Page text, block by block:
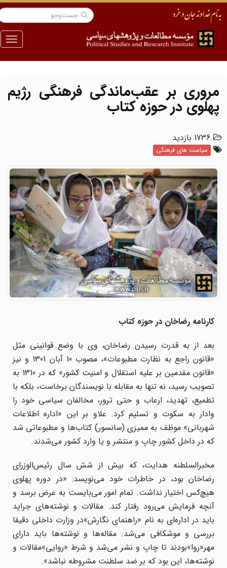
منو
مروری بر عقب‌ماندگی فرهنگی رژیم
پهلوی در حوزه کتاب
1736 بازدید
سیاست های فرهنگی
کارنامه رضاخان در حوزه کتاب
بعد از به قدرت رسیدن رضاخان، وی با وضع قوانینی مثل
«قانون راجع به نظارت مطبوعات»، مصوب 10 آبان 1301 و نیز
«قانون مقدمین بر علیه استقلال و امنیت کشور» که در 1310 به
تصویب رسید، نه تنها به مقابله با نویسندگان برخاست، بلکه با
تطمیع، تهدید، ارعاب و حتی ترور، مخالفان سیاسی خود را
وادار به سکوت و تسلیم کرد. علاو بر این «اداره اطلاعات
شهربانی» موظف به ممیزی (سانسور) کتاب‌ها و مطبوعاتی شد
که در داخل کشور چاپ و منتشر و یا وارد کشور می‌شدند.
مخبرالسلطنه هدایت، که بیش از شش سال رئیس‌الوزرای
رضاخان بود، در خاطرات خود می‌نویسد: «در دوره پهلوی
هیچ‌کس اختیار نداشت. تمام امور می‌بایست به عرض برسد و
آنچه فرمایش می‌رود رفتار کند. مقالات و نوشته‌های جراید
باید در اداره‌ای به نام «راهنمای نگارش»در وزارت داخلی دقیقا
بررسی و موشکافی می‌شد. مقاله‌ها و نوشته‌ها باید دارای
مهر«روا»بودند تا چاپ و نشر می‌شد و شرط «روایی»مقالات و
نوشته‌ها، این بود که بر ضد سلطنت مشروطه نباشد».